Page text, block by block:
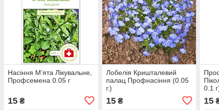
Насіння М'ята Лікувальне,
Профсемена 0.05 г
15 ₴
Лобелія Кришталевий
палац Профнасіння (0.05
г.)
15₴
0.1
15